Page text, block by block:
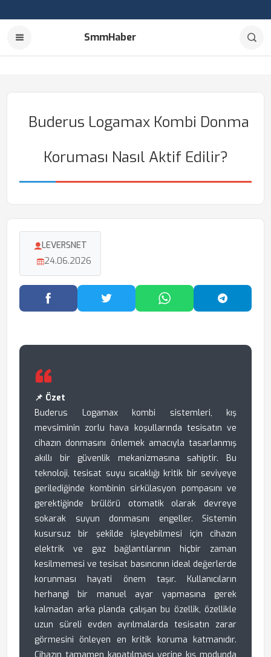
SmmHaber
Buderus Logamax Kombi Donma
Koruması Nasıl Aktif Edilir?
LEVERSNET
24.06.2026
Facebook'ta PaylaşTwitter'da PaylaşWhatsApp'ta Paylaş
📌 Özet
Buderus Logamax kombi sistemleri, kış
mevsiminin zorlu hava koşullarında tesisatın ve
cihazın donmasını önlemek amacıyla tasarlanmış
akıllı bir güvenlik mekanizmasına sahiptir. Bu
teknoloji, tesisat suyu sıcaklığı kritik bir seviyeye
gerilediğinde kombinin sirkülasyon pompasını ve
gerektiğinde brülörü otomatik olarak devreye
sokarak suyun donmasını engeller. Sistemin
kusursuz bir şekilde işleyebilmesi için cihazın
elektrik ve gaz bağlantılarının hiçbir zaman
kesilmemesi ve tesisat basıncının ideal değerlerde
korunması hayati önem taşır. Kullanıcıların
herhangi bir manuel ayar yapmasına gerek
kalmadan arka planda çalışan bu özellik, özellikle
uzun süreli evden ayrılmalarda tesisatın zarar
görmesini önleyen en kritik koruma katmanıdır.